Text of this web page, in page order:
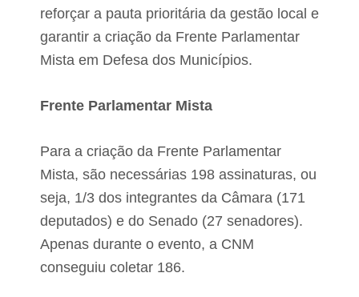
reforçar a pauta prioritária da gestão local e
garantir a criação da Frente Parlamentar
Mista em Defesa dos Municípios.
Frente Parlamentar Mista
Para a criação da Frente Parlamentar
Mista, são necessárias 198 assinaturas, ou
seja, 1/3 dos integrantes da Câmara (171
deputados) e do Senado (27 senadores).
Apenas durante o evento, a CNM
conseguiu coletar 186.